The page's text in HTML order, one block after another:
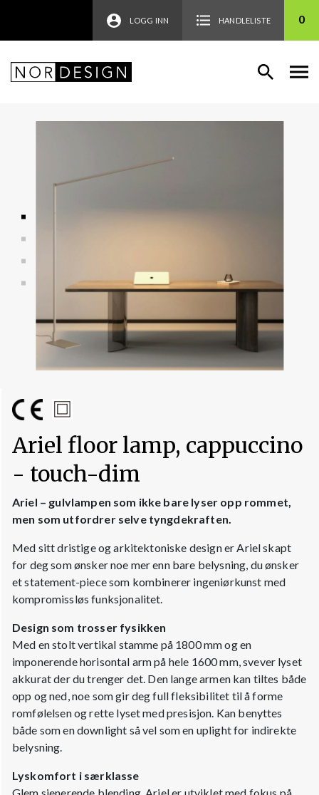
LOGG INN HANDLELISTE 0
Ariel floor lamp, cappuccino
- touch-dim
Ariel – gulvlampen som ikke bare lyser opp rommet,
men som utfordrer selve tyngdekraften.
Med sitt dristige og arkitektoniske design er Ariel skapt
for deg som ønsker noe mer enn bare belysning, du ønsker
et statement-piece som kombinerer ingeniørkunst med
kompromissløs funksjonalitet.
Design som trosser fysikken
Med en stolt vertikal stamme på 1800 mm og en
imponerende horisontal arm på hele 1600 mm, svever lyset
akkurat der du trenger det. Den lange armen kan tiltes både
opp og ned, noe som gir deg full fleksibilitet til å forme
romfølelsen og rette lyset med presisjon. Kan benyttes
både som en downlight så vel som en uplight for indirekte
belysning.
Lyskomfort i særklasse